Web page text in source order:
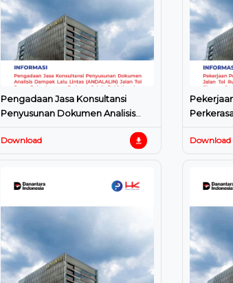
Pengadaan Jasa Konsultansi
Penyusunan Dokumen Analisis
Dampak Lalu Lintas (ANDALALIN)
Jalan Tol Ruas Pekanbaru –
Padang
Download
Ruas
Pondok
Download